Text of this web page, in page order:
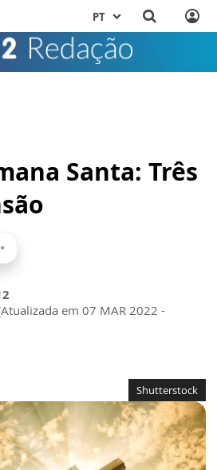
PT
Santa: Três
em 07 MAR 2022 -
Shutterstock